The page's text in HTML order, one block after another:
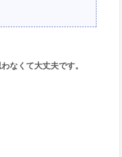
なくて大丈夫です。